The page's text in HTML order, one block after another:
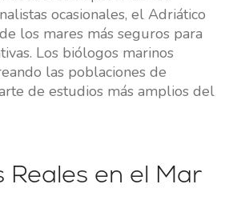
ocasionales, el Adriático
los mares más seguros para
Los biólogos marinos
las poblaciones de
de estudios más amplios del
Reales en el Mar